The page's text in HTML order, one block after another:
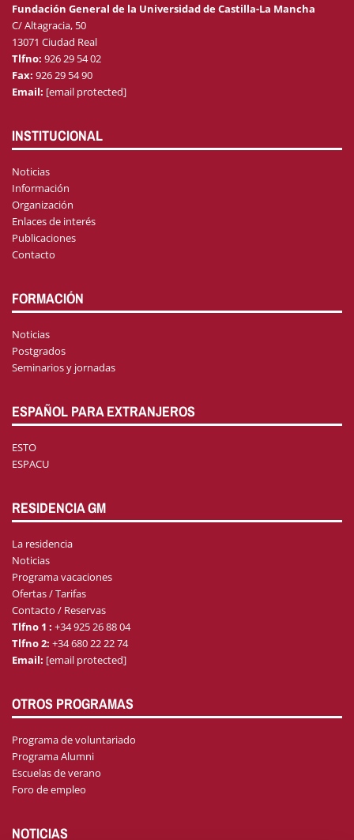
Fundación General de la Universidad de Castilla-La Mancha
C/ Altagracia, 50
13071 Ciudad Real
Tlfno: 926 29 54 02
Fax: 926 29 54 90
Email: [email protected]
INSTITUCIONAL
Noticias
Información
Organización
Enlaces de interés
Publicaciones
Contacto
FORMACIÓN
Noticias
Postgrados
Seminarios y jornadas
ESPAÑOL PARA EXTRANJEROS
ESTO
ESPACU
RESIDENCIA GM
La residencia
Noticias
Programa vacaciones
Ofertas / Tarifas
Contacto / Reservas
Tlfno 1 : +34 925 26 88 04
Tlfno 2: +34 680 22 22 74
Email: [email protected]
OTROS PROGRAMAS
Programa de voluntariado
Programa Alumni
Escuelas de verano
Foro de empleo
NOTICIAS